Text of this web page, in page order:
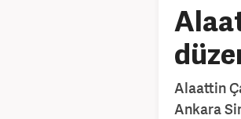
Alaattin
Ankara